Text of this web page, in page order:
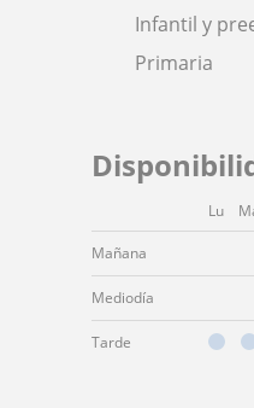
Infantil y
Primaria
Lu
Mañana
Mediodía
Tarde